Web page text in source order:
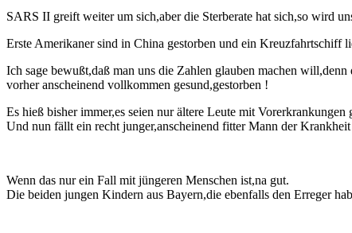
SARS II greift weiter um sich,aber die Sterberate hat sich,so wird
Erste Amerikaner sind in China gestorben und ein Kreuzfahrtschiff
Ich sage bewußt,daß man uns die Zahlen glauben machen
vorher anscheinend vollkommen gesund,gestorben !
Es hieß bisher immer,es seien nur ältere Leute mit
Und nun fällt ein recht junger,anscheinend fitter Mann der
Wenn das nur ein Fall mit jüngeren Menschen ist,na gut.
Die beiden jungen Kindern aus Bayern,die ebenfalls den Erreger